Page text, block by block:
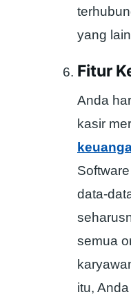
yang
Fitur
Anda
kasir
data-
semua
itu,